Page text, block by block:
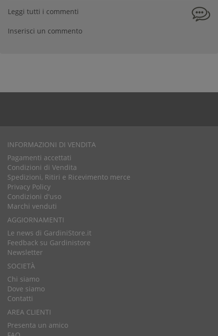
Leggi tutti i commenti
Inserisci un commento
INFORMAZIONI DI VENDITA
Pagamenti accettati
Condizioni di Vendita
Spedizioni, Ritiri e Ricevimento merce
Privacy Policy
Condizioni d'uso
Marchi venduti
AGGIORNAMENTI
Le news di GardiniStore.it
Feedback su Gardinistore
Newsletter
SOCIETÀ
Chi siamo
Dove siamo
Contatti
AREA CLIENTI
Presenta un amico